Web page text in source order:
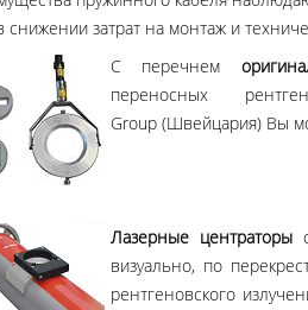
снижении затрат на монтаж и
C перечнем
переносных
Group (Швейцария) Вы
Лазерные центраторы
визуально, по
рентгеновского